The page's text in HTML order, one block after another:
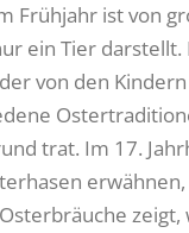
Frühjahr ist von
ein Tier
von den
trat. Im 17.